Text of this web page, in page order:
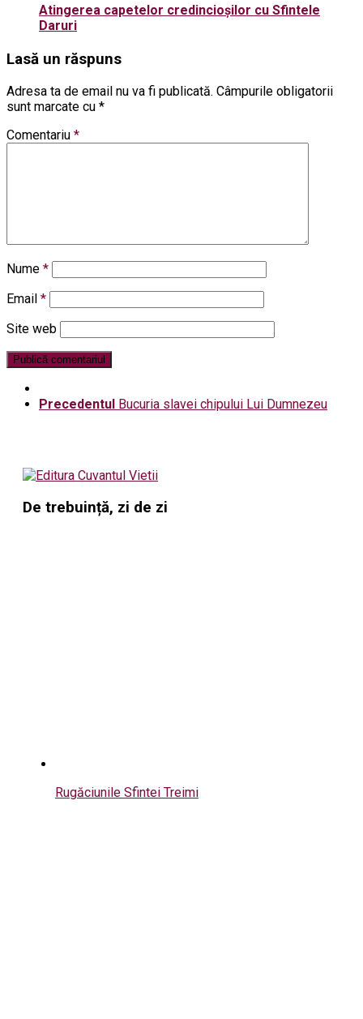
Atingerea capetelor credincioșilor cu Sfintele
Daruri
Lasă un răspuns
Adresa ta de email nu va fi publicată. Câmpurile obligatorii
sunt marcate cu *
Comentariu *
Nume *
Email *
Site web
Precedentul Bucuria slavei chipului Lui Dumnezeu
De trebuință, zi de zi
Rugăciunile Sfintei Treimi